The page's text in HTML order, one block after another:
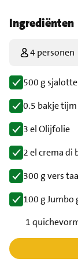
Ingrediënten
4 personen
500 g
0.5 bakje tijm
3 el Olijfolie
2 el crema di
300 g vers
100 g Jumbo
1